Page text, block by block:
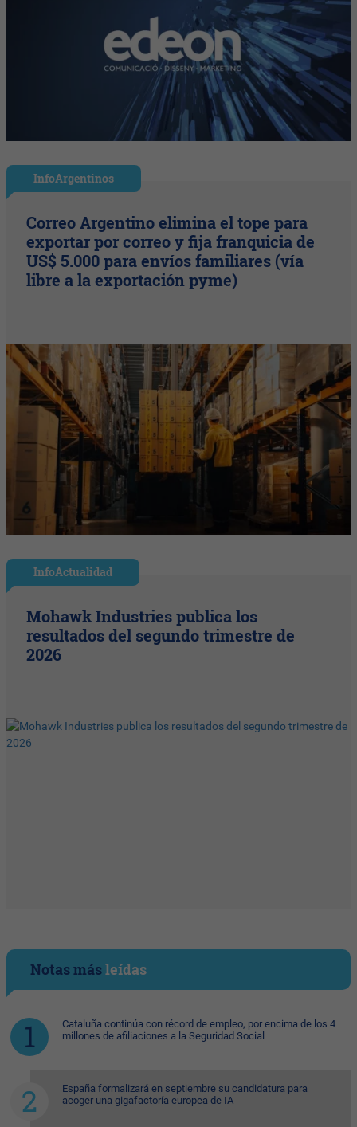
InfoArgentinos
Correo Argentino elimina el tope para
exportar por correo y fija franquicia de
US$ 5.000 para envíos familiares (vía
libre a la exportación pyme)
InfoActualidad
Mohawk Industries publica los
resultados del segundo trimestre de
2026
Notas másleídas
Cataluña continúa con récord de empleo, por encima de los 4
millones de afiliaciones a la Seguridad Social
España formalizará en septiembre su candidatura para
acoger una gigafactoría europea de IA